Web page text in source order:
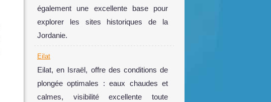
également une excellente base pour
explorer les sites historiques de la
Jordanie.
Eilat
Eilat, en Israël, offre des conditions de
plongée optimales : eaux chaudes et
calmes, visibilité excellente toute